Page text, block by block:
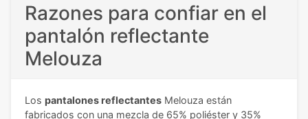
Razones para confiar en el
pantalón reflectante
Melouza
Los pantalones reflectantes Melouza están
fabricados con una mezcla de 65% poliéster y 35%